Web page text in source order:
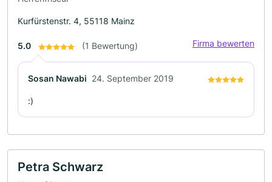
Kurfürstenstr. 4, 55118 Mainz
5.0 (1 Bewertung) Firma bewerten
Sosan Nawabi 24. September 2019
:)
Petra Schwarz